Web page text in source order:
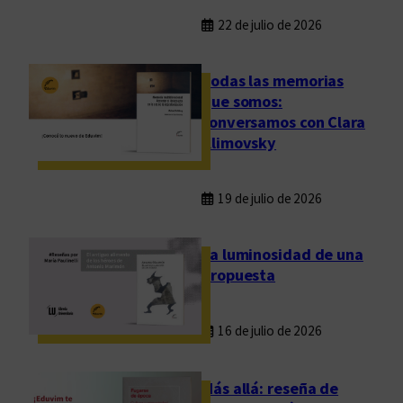
22 de julio de 2026
Todas las memorias
que somos:
conversamos con Clara
Klimovsky
19 de julio de 2026
La luminosidad de una
propuesta
16 de julio de 2026
Más allá: reseña de